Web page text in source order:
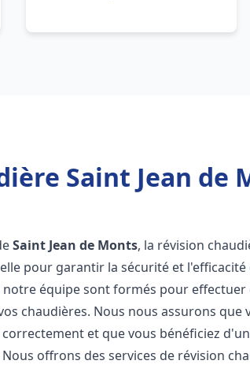
Saint Jean de
Saint Jean de Monts, la révision
pour garantir la sécurité et l'efficacité
équipe sont formés pour
chaudières. Nous nous assurons que
et que vous bénéficiez
offrons des services de révision